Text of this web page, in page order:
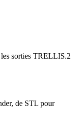
les sorties TRELLIS.2
de STL pour